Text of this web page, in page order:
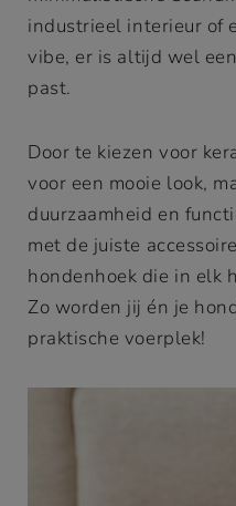
industrieel interieur of
vibe, er is altijd wel
past.
Door te kiezen voor
voor een mooie look,
duurzaamheid en
met de juiste
hondenhoek die in elk
Zo worden jij én je
praktische voerplek!